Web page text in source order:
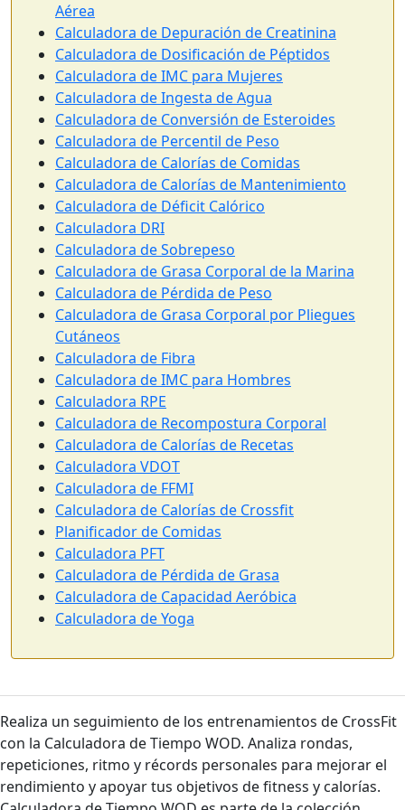
Aérea
Calculadora de Depuración de Creatinina
Calculadora de Dosificación de Péptidos
Calculadora de IMC para Mujeres
Calculadora de Ingesta de Agua
Calculadora de Conversión de Esteroides
Calculadora de Percentil de Peso
Calculadora de Calorías de Comidas
Calculadora de Calorías de Mantenimiento
Calculadora de Déficit Calórico
Calculadora DRI
Calculadora de Sobrepeso
Calculadora de Grasa Corporal de la Marina
Calculadora de Pérdida de Peso
Calculadora de Grasa Corporal por Pliegues
Cutáneos
Calculadora de Fibra
Calculadora de IMC para Hombres
Calculadora RPE
Calculadora de Recompostura Corporal
Calculadora de Calorías de Recetas
Calculadora VDOT
Calculadora de FFMI
Calculadora de Calorías de Crossfit
Planificador de Comidas
Calculadora PFT
Calculadora de Pérdida de Grasa
Calculadora de Capacidad Aeróbica
Calculadora de Yoga
Realiza un seguimiento de los entrenamientos de CrossFit
con la Calculadora de Tiempo WOD. Analiza rondas,
repeticiones, ritmo y récords personales para mejorar el
rendimiento y apoyar tus objetivos de fitness y calorías.